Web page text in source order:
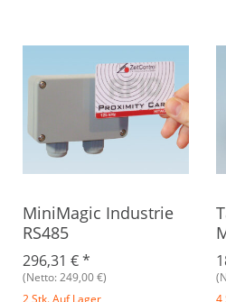
MiniMagic Industrie
RS485
296,31 €*
(Netto: 249,00 €)